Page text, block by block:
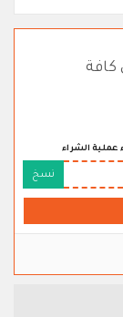
كافة
عملية الشراء
نسخ